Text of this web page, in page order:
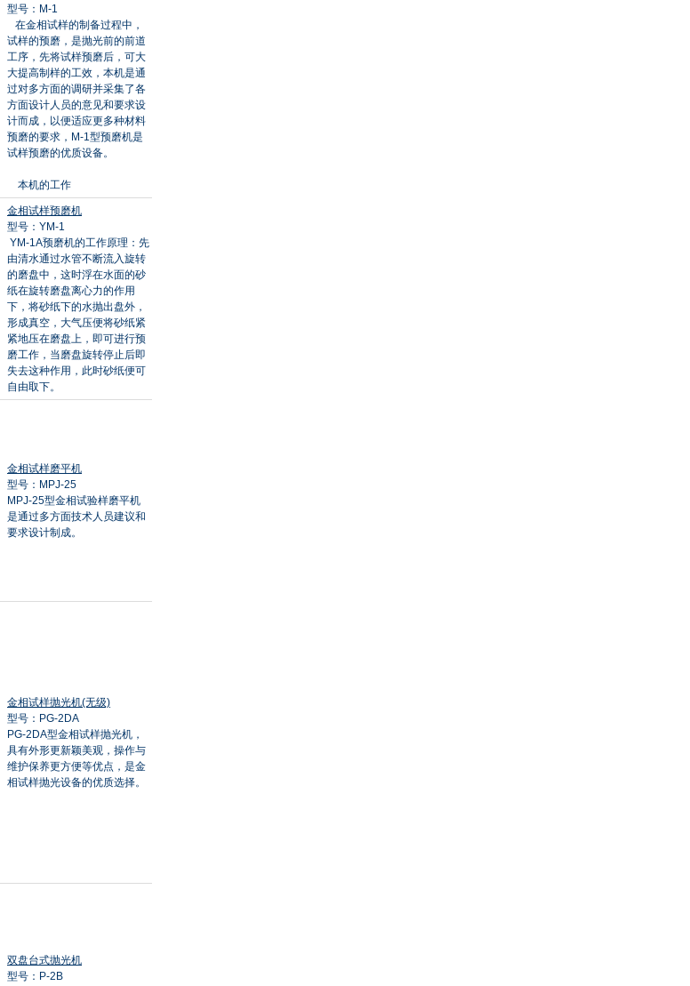
型号：M-1
在金相试样的制备过程中，
试样的预磨，是抛光前的前道
工序，先将试样预磨后，可大
大提高制样的工效，本机是通
过对多方面的调研并采集了各
方面设计人员的意见和要求设
计而成，以便适应更多种材料
预磨的要求，M-1型预磨机是
试样预磨的优质设备。
本机的工作
金相试样预磨机
型号：YM-1
YM-1A预磨机的工作原理：先
由清水通过水管不断流入旋转
的磨盘中，这时浮在水面的砂
纸在旋转磨盘离心力的作用
下，将砂纸下的水抛出盘外，
形成真空，大气压便将砂纸紧
紧地压在磨盘上，即可进行预
磨工作，当磨盘旋转停止后即
失去这种作用，此时砂纸便可
自由取下。
金相试样磨平机
型号：MPJ-25
MPJ-25型金相试验样磨平机
是通过多方面技术人员建议和
要求设计制成。
金相试样抛光机(无级)
型号：PG-2DA
PG-2DA型金相试样抛光机，
具有外形更新颖美观，操作与
维护保养更方便等优点，是金
相试样抛光设备的优质选择。
双盘台式抛光机
型号：P-2B